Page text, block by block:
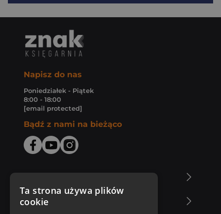
Napisz do nas
Poniedziałek - Piątek
8:00 - 18:00
[email protected]
Bądź z nami na bieżąco
Zakupy u nas
Ta strona używa plików
cookie